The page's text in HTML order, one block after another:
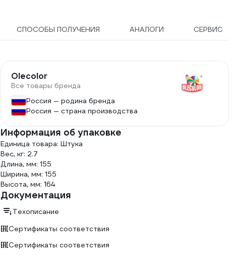
СПОСОБЫ ПОЛУЧЕНИЯ АНАЛОГИ СЕРВИС
Olecolor
Все товары бренда
Россия — родина бренда
Россия — страна производства
Информация об упаковке
Единица товара: Штука
Вес, кг: 2.7
Длина, мм: 155
Ширина, мм: 155
Высота, мм: 164
Документация
Техописание
Сертификаты соответствия
Сертификаты соответствия